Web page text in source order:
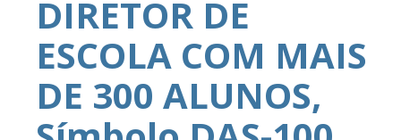
DIRETOR DE
ESCOLA COM MAIS
DE 300 ALUNOS,